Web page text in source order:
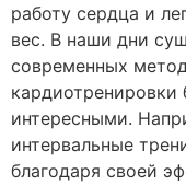
работу сердца и
вес. В наши дни
современных
интересными.
интервальные
благодаря своей